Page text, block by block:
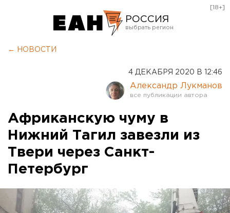
РОССИЯ
Оренбург
[18+]
← НОВОСТИ
4 ДЕКАБРЯ 2020 В 12:46
Александр Лукманов
Африканскую чуму в
Нижний Тагил завезли из
Твери через Санкт-
Петербург